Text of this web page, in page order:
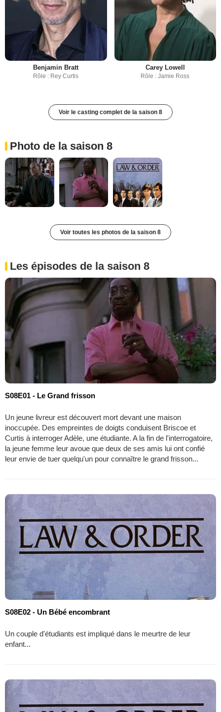
Benjamin Bratt
Rôle : Rey Curtis
Carey Lowell
Rôle : Jamie Ross
Voir le casting complet de la saison 8
Photo de la saison 8
Voir toutes les photos de la saison 8
Les épisodes de la saison 8
S08E01 - Le Grand frisson
Un jeune livreur est découvert mort devant une maison
inoccupée. Des empreintes de doigts conduisent Briscoe et
Curtis à interroger Adèle, une étudiante. A la fin de l'interrogatoire,
la jeune femme leur avoue que deux de ses amis lui ont confié
leur envie de tuer quelqu'un pour connaître le grand frisson...
S08E02 - Un Bébé encombrant
Un couple d'étudiants est impliqué dans le meurtre de leur
enfant...